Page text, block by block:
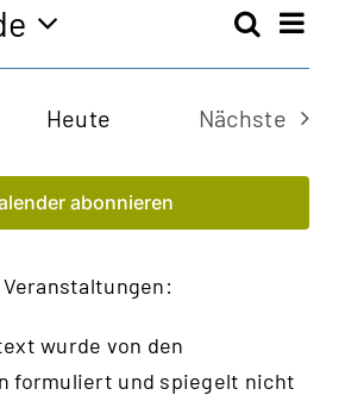
und
Suche
Heute
Nächste
abonnieren
wurde von den
formuliert und spiegelt nicht